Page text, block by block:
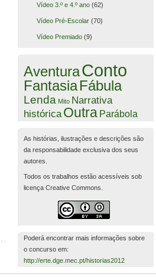
Vídeo 3.º e 4.º ano(62)
Vídeo Pré-Escolar(70)
Vídeo Premiado(9)
AventuraConto
FantasiaFábula
Lenda Mito Narrativa
histórica Outra Parábola
As histórias, ilustrações e descrições são
da responsabilidade exclusiva dos seus
autores.
Todos os trabalhos estão acessíveis sob
licença Creative Commons.
Poderá encontrar mais informações sobre
o concurso em:
http://erte.dge.mec.pt/historias2012